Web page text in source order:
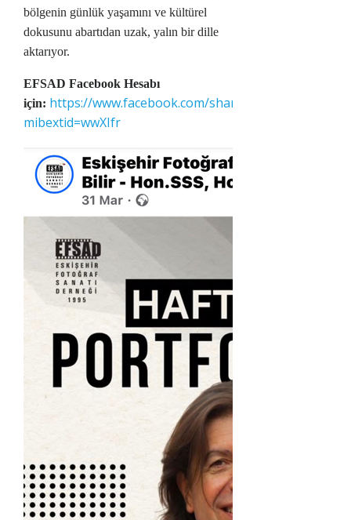
bölgenin günlük yaşamını ve kültürel
dokusunu abartıdan uzak, yalın bir dille
aktarıyor.
EFSAD Facebook Hesabı
için: https://www.facebook.com/share/1GocarDxCw/?
mibextid=wwXIfr